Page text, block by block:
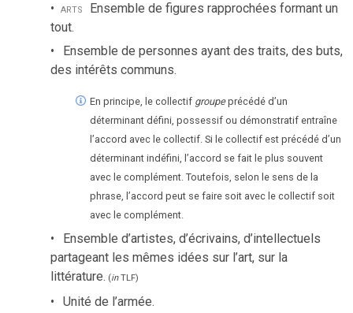
arts Ensemble de figures rapprochées formant un
tout.
Ensemble de personnes ayant des traits, des buts,
des intérêts communs.
En principe, le collectif groupe précédé d’un
déterminant défini, possessif ou démonstratif entraîne
l’accord avec le collectif. Si le collectif est précédé d’un
déterminant indéfini, l’accord se fait le plus souvent
avec le complément. Toutefois, selon le sens de la
phrase, l’accord peut se faire soit avec le collectif soit
avec le complément.
Ensemble d’artistes, d’écrivains, d’intellectuels
partageant les mêmes idées sur l’art, sur la
littérature. (inTLF)
Unité de l’armée.